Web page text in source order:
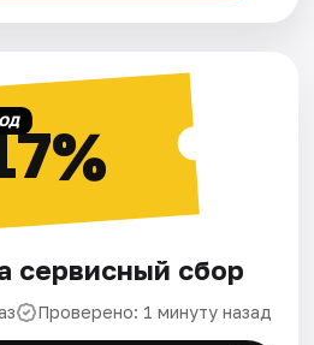
сервисный сбор
Проверено: 1 минуту назад